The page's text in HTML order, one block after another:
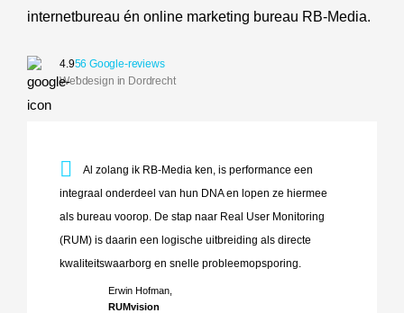
internetbureau én online marketing bureau RB-Media.
4.956 Google-reviews
Webdesign in Dordrecht
Erwin Hofman,
RUMvision
Al zolang ik RB-Media ken, is performance een
integraal onderdeel van hun DNA en lopen ze hiermee
als bureau voorop. De stap naar Real User Monitoring
(RUM) is daarin een logische uitbreiding als directe
kwaliteitswaarborg en snelle probleemopsporing.
Al zolang ik RB-Media ken, is performance een integraal